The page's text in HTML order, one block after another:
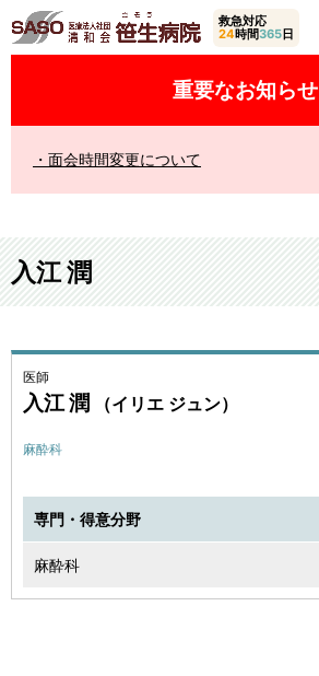
救急対応
24時間365日
重要なお知らせ
面会時間変更について
入江 潤
医師
入江 潤 （イリエ ジュン）
麻酔科
専門・得意分野
麻酔科